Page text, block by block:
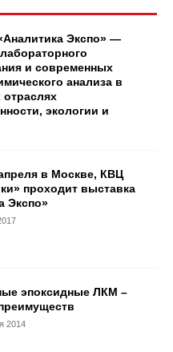
Экспо» —
и современных
анализа в
экологии и
в Москве, КВЦ
проходит выставка
Экспо»
эпоксидные ЛКМ –
2014